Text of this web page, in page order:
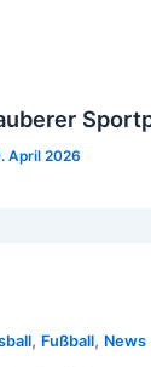
April 2026
, Fußball, News